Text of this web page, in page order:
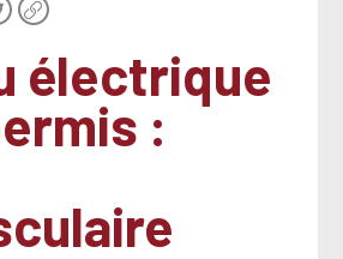
électrique
: